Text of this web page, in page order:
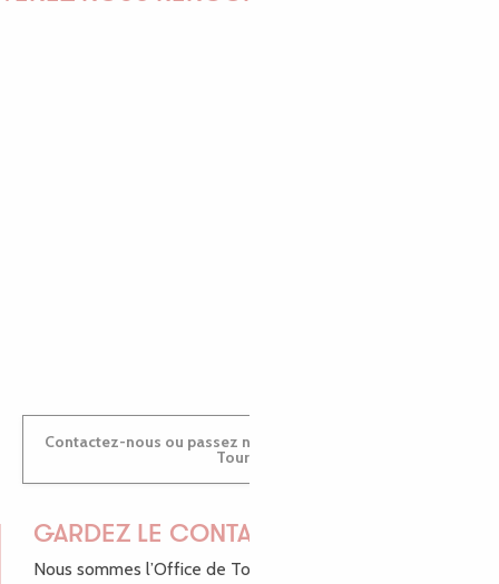
Contactez-nous ou passez nous voir dans nos Offices de
Tourisme
GARDEZ LE CONTACT !
Nous sommes l’Office de Tourisme Bretagne - Côte de